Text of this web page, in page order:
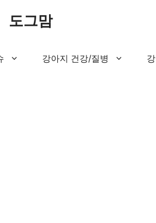
도그맘
강아지 건강/질병